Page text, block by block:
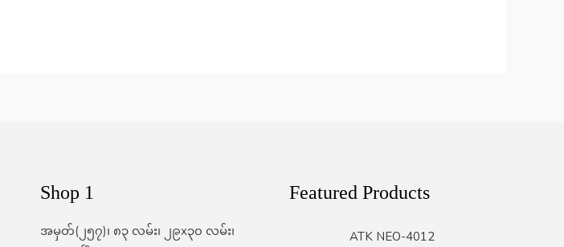
Shop 1
အမှတ်(၂၅၇)၊ ၈၃ လမ်း၊ ၂၉x၃၀ လမ်း၊
Featured Products
ATK NEO-4012